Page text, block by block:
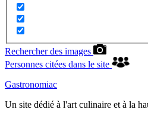
Rechercher des images
Personnes citées dans le site
Gastronomiac
Un site dédié à l'art culinaire et à la